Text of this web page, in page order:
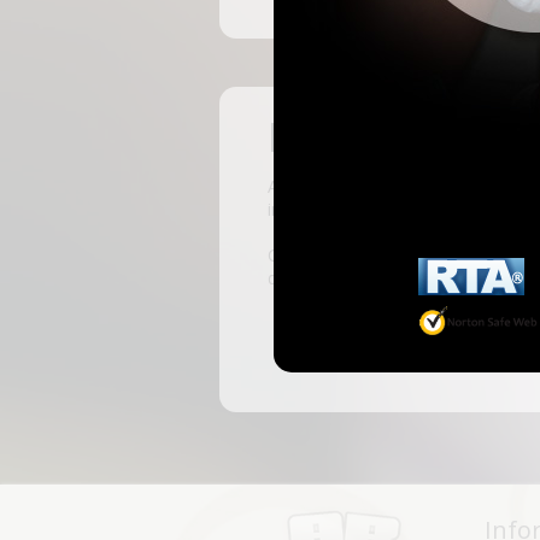
Pas encore
ABKingdom est le site français de
inscrivant, vous pourrez accéder
C'est rapide et gratuit, des milliers
discussions, faire des rencontres,